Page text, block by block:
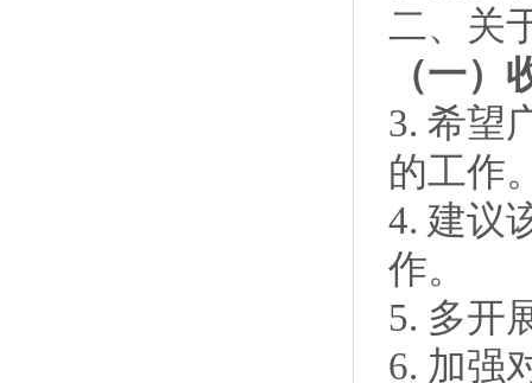
二、关
（一）
3. 希望
的工作
4. 建议
作。
5. 多开
6. 加强